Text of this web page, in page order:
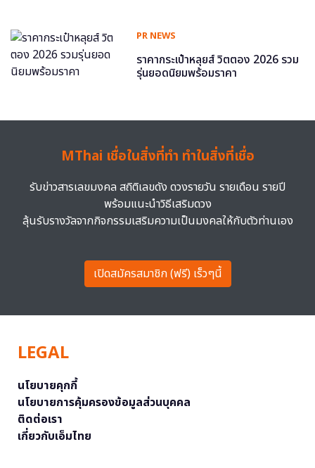
PR NEWS
ราคากระเป๋าหลุยส์ วิตตอง 2026 รวม
รุ่นยอดนิยมพร้อมราคา
MThai เชื่อในสิ่งที่ทำ ทำในสิ่งที่เชื่อ
รับข่าวสารเลขมงคล สถิติเลขดัง ดวงรายวัน รายเดือน รายปี
พร้อมแนะนำวิธีเสริมดวง
ลุ้นรับรางวัลจากกิจกรรมเสริมความเป็นมงคลให้กับตัวท่านเอง
เปิดสมัครสมาชิก (ฟรี) เร็วๆนี้
LEGAL
นโยบายคุกกี้
นโยบายการคุ้มครองข้อมูลส่วนบุคคล
ติดต่อเรา
เกี่ยวกับเอ็มไทย